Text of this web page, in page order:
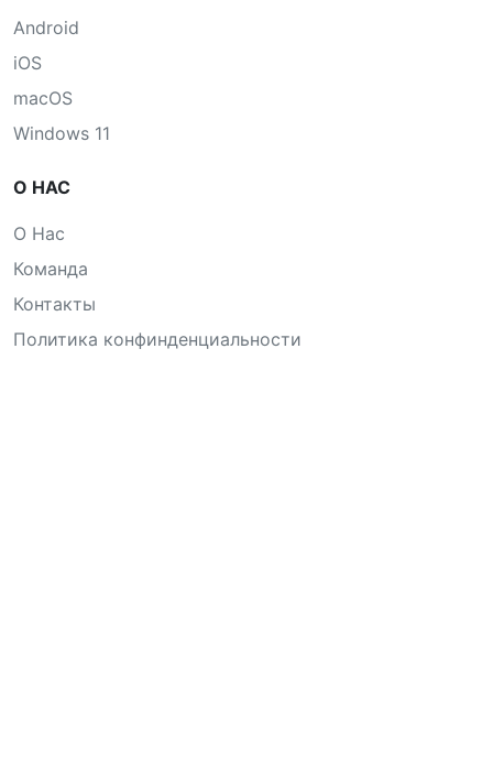
Android
iOS
macOS
Windows 11
О НАС
О Нас
Команда
Контакты
Политика конфинденциальности